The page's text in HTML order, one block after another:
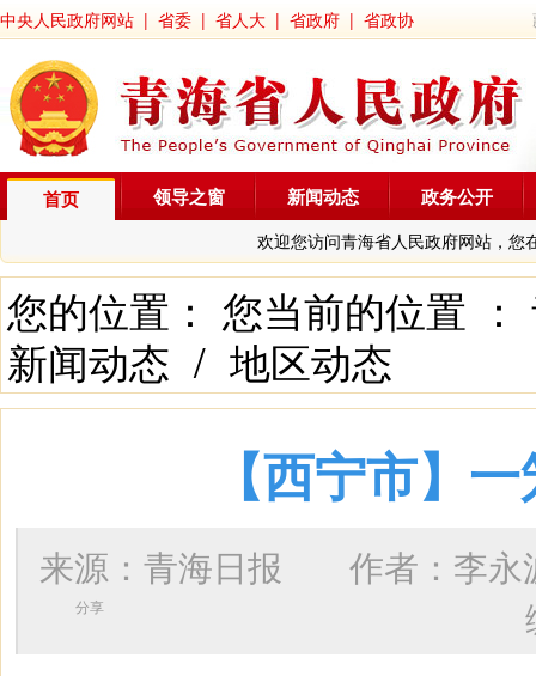
中央人民政府网站 | 省委 | 省人大 | 省政府 | 省政协
首页
欢迎您访问青海省人民政府网站，您
领导之窗 新闻动态 政务公开
您的位置： 您当前的位置 ：
新闻动态 / 地区动态
【西宁市】
来源：青海日报 作者： 李
分享